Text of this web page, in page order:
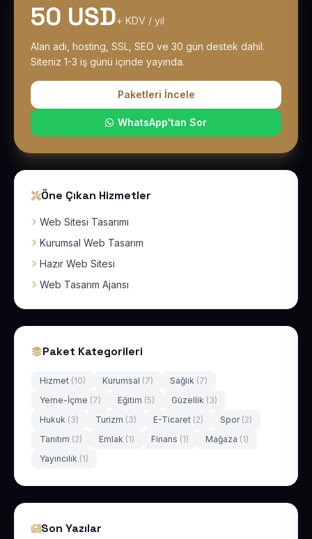
50 USD+ KDV / yıl
Alan adı, hosting, SSL, SEO ve 30 gün destek dahil.
Siteniz 1-3 iş günü içinde yayında.
Paketleri İncele
WhatsApp'tan Sor
Öne Çıkan Hizmetler
Web Sitesi Tasarımı
Kurumsal Web Tasarım
Hazır Web Sitesi
Web Tasarım Ajansı
Paket Kategorileri
Hizmet (10) Kurumsal (7) Sağlık (7)
Yeme-İçme (7) Eğitim (5) Güzellik (3)
Hukuk (3) Turizm (3) E-Ticaret (2) Spor (2)
Tanıtım (2) Emlak (1) Finans (1) Mağaza (1)
Yayıncılık (1)
Son Yazılar